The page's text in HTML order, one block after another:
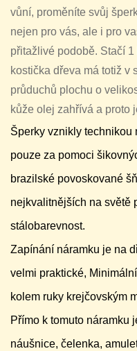
vůní, proměníte svůj
nejen pro vás, ale i pro
přitažlivé podobě. Stačí
kostička dřeva má totiž v
průduchů plochu o
kůže olej zahřívá a proto
Šperky vznikly technikou
pouze za pomoci
brazilské povoskované
nejkvalitnějších na světě
stálobarevnost.
Zapínání náramku je na
velmi praktické,
kolem ruky krejčovským
Přímo k tomuto náramku
náušnice, čelenka,